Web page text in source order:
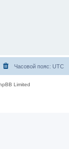
Часовой пояс: UTC
Limited